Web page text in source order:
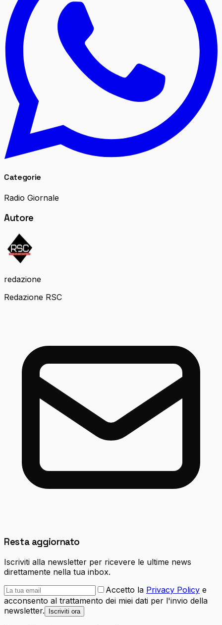
Categorie
Radio Giornale
Autore
redazione
Redazione RSC
Resta aggiornato
Iscriviti alla newsletter per ricevere le ultime news
direttamente nella tua inbox.
Accetto la Privacy Policy e
acconsento al trattamento dei miei dati per l'invio della
newsletter.
Iscriviti ora